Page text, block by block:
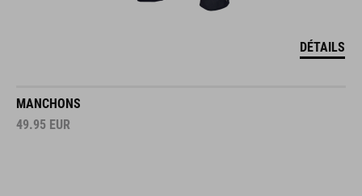
DÉTAILS
MANCHONS
49.95 EUR